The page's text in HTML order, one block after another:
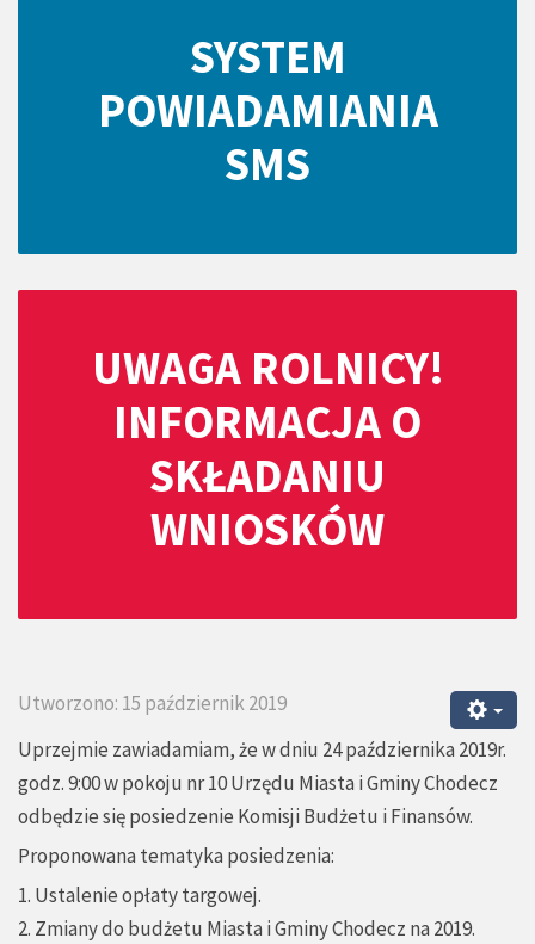
SYSTEM
POWIADAMIANIA
SMS
UWAGA ROLNICY!
INFORMACJA O
SKŁADANIU
WNIOSKÓW
Utworzono: 15 październik 2019
Uprzejmie zawiadamiam, że w dniu 24 października 2019r.
godz. 9:00 w pokoju nr 10 Urzędu Miasta i Gminy Chodecz
odbędzie się posiedzenie Komisji Budżetu i Finansów.
Proponowana tematyka posiedzenia:
1. Ustalenie opłaty targowej.
2. Zmiany do budżetu Miasta i Gminy Chodecz na 2019.